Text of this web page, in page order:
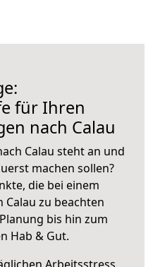
für Ihren
nach Calau
Calau steht an und
machen sollen?
die bei einem
Calau zu beachten
bis hin zum
Hab & Gut.